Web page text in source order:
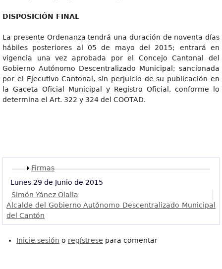
DISPOSICIÓN FINAL
La presente Ordenanza tendrá una duración de noventa días
hábiles posteriores al 05 de mayo del 2015; entrará en
vigencia una vez aprobada por el Concejo Cantonal del
Gobierno Autónomo Descentralizado Municipal; sancionada
por el Ejecutivo Cantonal, sin perjuicio de su publicación en
la Gaceta Oficial Municipal y Registro Oficial, conforme lo
determina el Art. 322 y 324 del COOTAD.
Mostrar
Firmas
Lunes 29 de Junio de 2015
Simón Yánez Olalla
Alcalde del Gobierno Autónomo Descentralizado Municipal
del Cantón
Inicie sesión o regístrese para comentar